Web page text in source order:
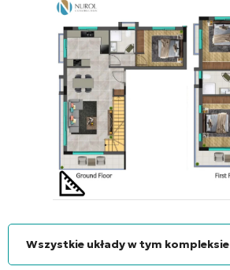
Wszystkie układy w tym kompleksie